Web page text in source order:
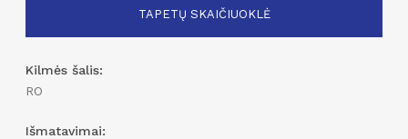
TAPETŲ SKAIČIUOKLĖ
Kilmės šalis:
RO
Išmatavimai: